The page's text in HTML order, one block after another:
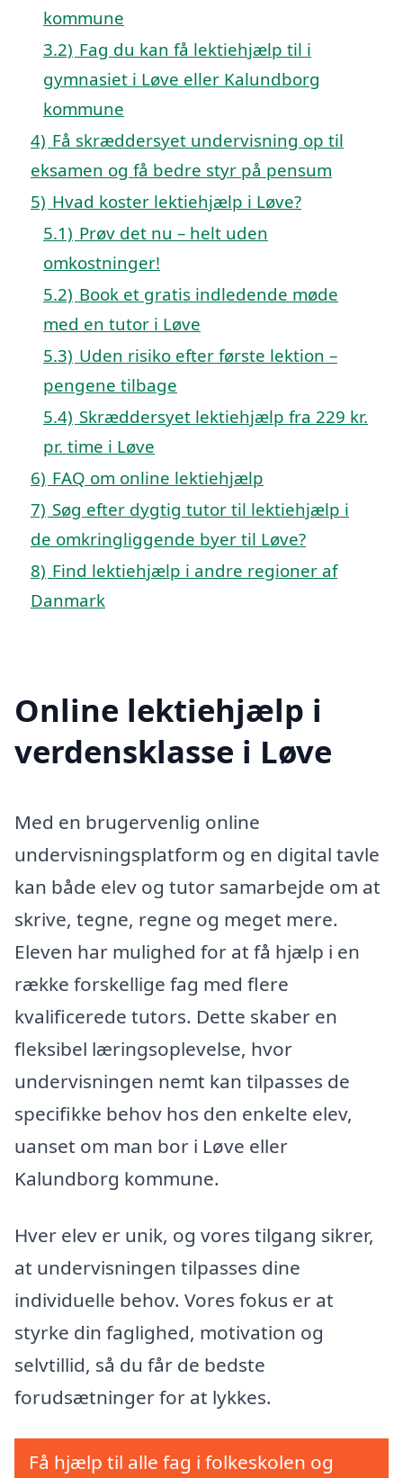
kommune
3.2) Fag du kan få lektiehjælp til i
gymnasiet i Løve eller Kalundborg
kommune
4) Få skræddersyet undervisning op til
eksamen og få bedre styr på pensum
5) Hvad koster lektiehjælp i Løve?
5.1) Prøv det nu – helt uden
omkostninger!
5.2) Book et gratis indledende møde
med en tutor i Løve
5.3) Uden risiko efter første lektion –
pengene tilbage
5.4) Skræddersyet lektiehjælp fra 229 kr.
pr. time i Løve
6) FAQ om online lektiehjælp
7) Søg efter dygtig tutor til lektiehjælp i
de omkringliggende byer til Løve?
8) Find lektiehjælp i andre regioner af
Danmark
Online lektiehjælp i
verdensklasse i Løve
Med en brugervenlig online
undervisningsplatform og en digital tavle
kan både elev og tutor samarbejde om at
skrive, tegne, regne og meget mere.
Eleven har mulighed for at få hjælp i en
række forskellige fag med flere
kvalificerede tutors. Dette skaber en
fleksibel læringsoplevelse, hvor
undervisningen nemt kan tilpasses de
specifikke behov hos den enkelte elev,
uanset om man bor i Løve eller
Kalundborg kommune.
Hver elev er unik, og vores tilgang sikrer,
at undervisningen tilpasses dine
individuelle behov. Vores fokus er at
styrke din faglighed, motivation og
selvtillid, så du får de bedste
forudsætninger for at lykkes.
Få hjælp til alle fag i folkeskolen og